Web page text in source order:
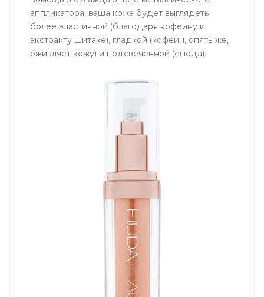
аппликатора, ваша кожа будет выглядеть
более эластичной (благодаря кофеину и
экстракту шитаке), гладкой (кофеин, опять же,
оживляет кожу) и подсвеченной (слюда).